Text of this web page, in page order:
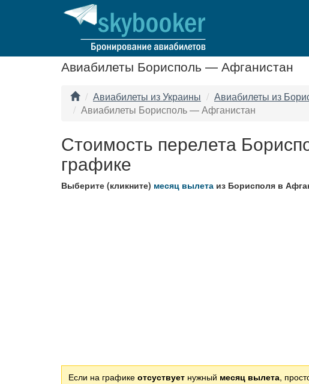
Авиабилеты Борисполь — Афганистан
Авиабилеты из Украины
Авиабилеты из
Авиабилеты Борисполь — Афганистан
Стоимость перелета
графике
Выберите (кликните) месяц вылета из Борисполя в
Если на графикеотсуствует нужный месяц вылета,